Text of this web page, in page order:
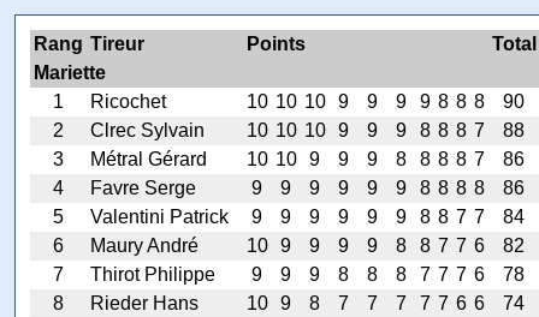
Rang Tireur Points
Total
Mariette
1
Ricochet 10 10 10 9 9 9 9 8 8 8
90
2
Clrec Sylvain 10 10 10 9 9 9 8 8 8 7
88
3
Métral Gérard 10 10 9 9 9 8 8 8 8 7
86
4
Favre Serge 9 9 9 9 9 9 8 8 8 8
86
5
Valentini Patrick 9 9 9 9 9 9 8 8 7 7
84
6
Maury André 10 9 9 9 9 8 8 7 7 6
82
7
Thirot Philippe 9 9 9 8 8 8 7 7 7 6
78
8
Rieder Hans 10 9 8 7 7 7 7 7 6 6
74